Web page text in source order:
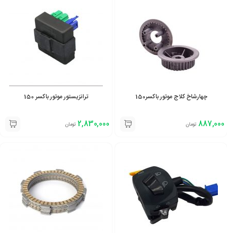
چهارشاخ کلاج موتور باکسر150
887,000 تومان
ترانزیستور موتور باکسر 150
2,830,000 تومان